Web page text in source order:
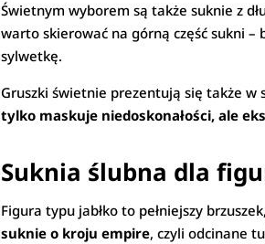
Świetnym wyborem są także suknie z
warto skierować na górną część sukni
sylwetkę.
Gruszki świetnie prezentują się także w
tylko maskuje niedoskonałości, ale
Suknia ślubna dla
Figura typu jabłko to pełniejszy
suknie o kroju empire, czyli odcinane